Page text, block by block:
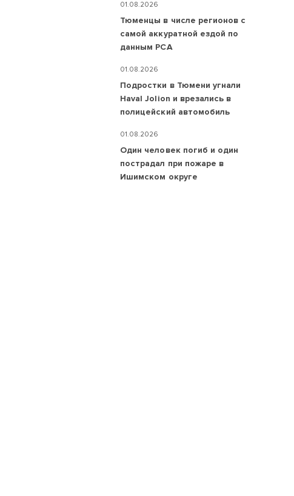
01.08.2026
Тюменцы в числе регионов с
самой аккуратной ездой по
данным РСА
01.08.2026
Подростки в Тюмени угнали
Haval Jolion и врезались в
полицейский автомобиль
01.08.2026
Один человек погиб и один
пострадал при пожаре в
Ишимском округе